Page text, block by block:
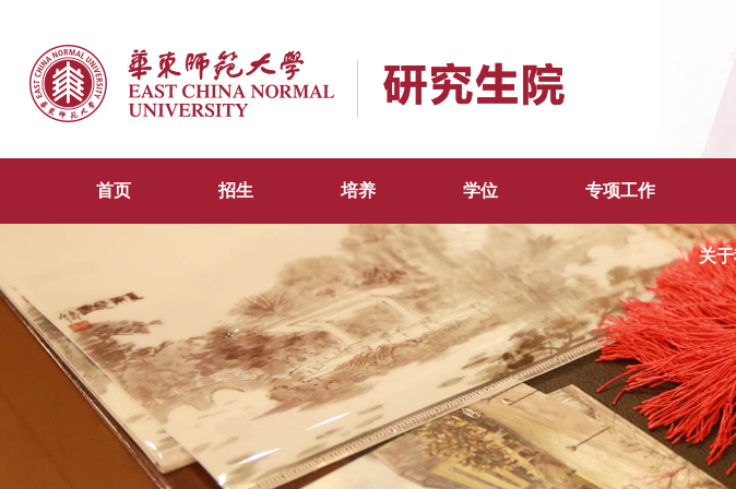
首页 招生 培养 学位 专项工作
关